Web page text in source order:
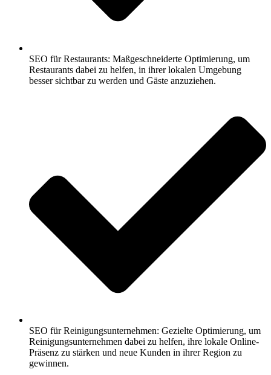
SEO für Restaurants: Maßgeschneiderte Optimierung, um
Restaurants dabei zu helfen, in ihrer lokalen Umgebung
besser sichtbar zu werden und Gäste anzuziehen.
SEO für Reinigungsunternehmen: Gezielte Optimierung, um
Reinigungsunternehmen dabei zu helfen, ihre lokale Online-
Präsenz zu stärken und neue Kunden in ihrer Region zu
gewinnen.